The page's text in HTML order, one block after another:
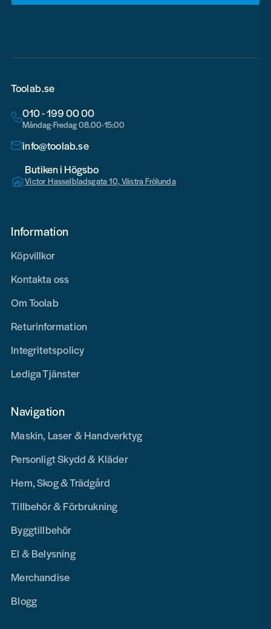
Toolab.se
010 - 199 00 00
Måndag-Fredag 08.00-15:00
info@toolab.se
Butiken i Högsbo
Victor Hasselbladsgata 10, Västra Frölunda
Information
Köpvillkor
Kontakta oss
Om Toolab
Returinformation
Integritetspolicy
Lediga Tjänster
Navigation
Maskin, Laser & Handverktyg
Personligt Skydd & Kläder
Hem, Skog & Trädgård
Tillbehör & Förbrukning
Byggtillbehör
El & Belysning
Merchandise
Blogg